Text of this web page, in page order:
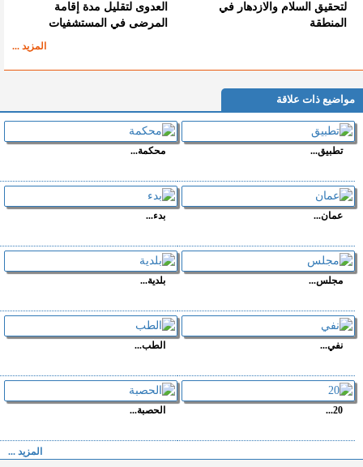
لتحقيق السلام والازدهار في
المنطقة
العدوى لتقليل مدة إقامة
المرضى في المستشفيات
المزيد ...
مواضيع ذات علاقة
تطبيق... محكمة...
عمان... بدء...
مجلس... بلدية...
نفي... الطب...
20... الحصبة...
المزيد ...